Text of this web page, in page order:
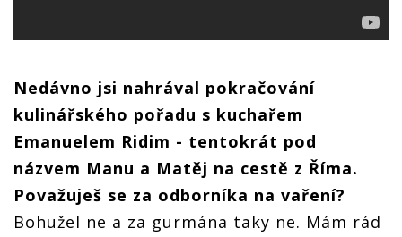
Nedávno jsi nahrával pokračování
kulinářského pořadu s kuchařem
Emanuelem Ridim - tentokrát pod
názvem Manu a Matěj na cestě z Říma.
Považuješ se za odborníka na vaření?
Bohužel ne a za gurmána taky ne. Mám rád